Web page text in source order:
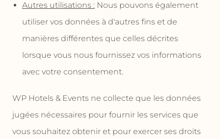
Autres utilisations :Nous pouvons également
utiliser vos données à d'autres fins et de
manières différentes que celles décrites
lorsque vous nous fournissez vos informations
avec votre consentement.
WP Hotels & Events ne collecte que les données
jugées nécessaires pour fournir les services que
vous souhaitez obtenir et pour exercer ses droits